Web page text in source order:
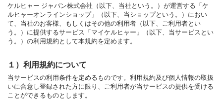
ケルヒャー ジャパン株式会社（以下、当社という。）が運営する「ケ
ルヒャーオンラインショップ」（以下、当ショップという。）におい
て、当社のお客様、もしくはその他の利用者（以下、ご利用者とい
う。）に提供するサービス「マイケルヒャー」（以下、当サービスとい
う。）の利用規約として本規約を定めます。
１）利用規約について
当サービスの利用条件を定めるものです。利用規約及び個人情報の取扱
いに合意し登録された方に限り、ご利用者が当サービスの提供を受ける
ことができるものとします。